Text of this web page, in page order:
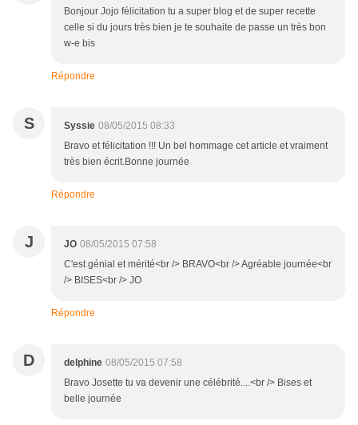
Bonjour Jojo félicitation tu a super blog et de super recette
celle si du jours très bien je te souhaite de passe un très bon
w-e bis
Répondre
S Syssie 08/05/2015 08:33
Bravo et félicitation !!! Un bel hommage cet article et vraiment
très bien écrit.Bonne journée
Répondre
J JO 08/05/2015 07:58
C'est génial et mérité<br /> BRAVO<br /> Agréable journée<br
/> BISES<br /> JO
Répondre
D delphine 08/05/2015 07:58
Bravo Josette tu va devenir une célébrité....<br /> Bises et
belle journée